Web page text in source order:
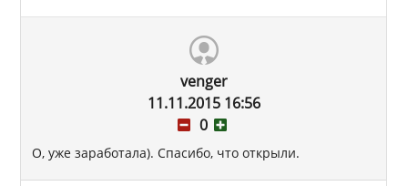
venger
11.11.2015 16:56
0
О, уже заработала). Спасибо, что открыли.